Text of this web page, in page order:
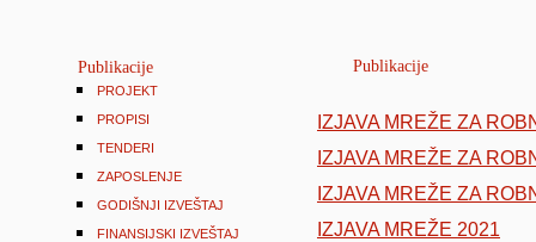
Publikacije
PROJEKT
PROPISI
TENDERI
ZAPOSLENJE
GODIŠNJI IZVEŠTAJ
FINANSIJSKI IZVEŠTAJ
Publikacije
IZJAVA MREŽE ZA
IZJAVA MREŽE ZA
IZJAVA MREŽE ZA
IZJAVA MREŽE 2021